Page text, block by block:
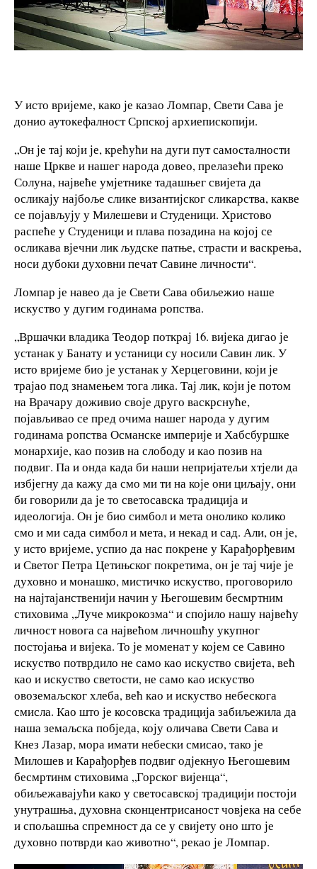
У исто вријеме, како је казао Ломпар, Свети Сава је
донио аутокефалност Српској архиепископији.
„Он је тај који је, крећући на дуги пут самосталности
наше Цркве и нашег народа довео, прелазећи преко
Солуна, највеће умјетнике тадашњег свијета да
осликају најбоље слике византијског сликарства, какве
се појављују у Милешеви и Студеници. Христово
распеће у Студеници и плава позадина на којој се
осликава вјечни лик људске патње, страсти и васкрења,
носи дубоки духовни печат Савине личности“.
Ломпар је навео да је Свети Сава обиљежио наше
искуство у дугим годинама ропства.
„Вршачки владика Теодор поткрај 16. вијека дигао је
устанак у Банату и устаници су носили Савин лик. У
исто вријеме био је устанак у Херцеговини, који је
трајао под знамењем тога лика. Тај лик, који је потом
на Врачару доживио своје друго васкрснуће,
појављивао се пред очима нашег народа у дугим
годинама ропства Османске империје и Хабсбуршке
монархије, као позив на слободу и као позив на
подвиг. Па и онда када би наши непријатељи хтјели да
избјегну да кажу да смо ми ти на које они циљају, они
би говорили да је то светосавска традиција и
идеологија. Он је био симбол и мета онолико колико
смо и ми сада симбол и мета, и некад и сад. Али, он је,
у исто вријеме, успио да нас покрене у Карађорђевим
и Светог Петра Цетињског покретима, он је тај чије је
духовно и монашко, мистичко искуство, проговорило
на најтајанственији начин у Његошевим бесмртним
стиховима „Луче микрокозма“ и спојило нашу највећу
личност новога са највећом личношћу укупног
постојања и вијека. То је моменат у којем се Савино
искуство потврдило не само као искуство свијета, већ
као и искуство светости, не само као искуство
овоземаљског хлеба, већ као и искуство небескога
смисла. Као што је косовска традиција забиљежила да
наша земаљска побједа, коју оличава Свети Сава и
Кнез Лазар, мора имати небески смисао, тако је
Милошев и Карађорђев подвиг одјекнуо Његошевим
бесмртинм стиховима „Горског вијенца“,
обиљежавајући како у светосавској традицији постоји
унутрашња, духовна сконцентрисаност човјека на себе
и спољашња спремност да се у свијету оно што је
духовно потврди као животно“, рекао је Ломпар.